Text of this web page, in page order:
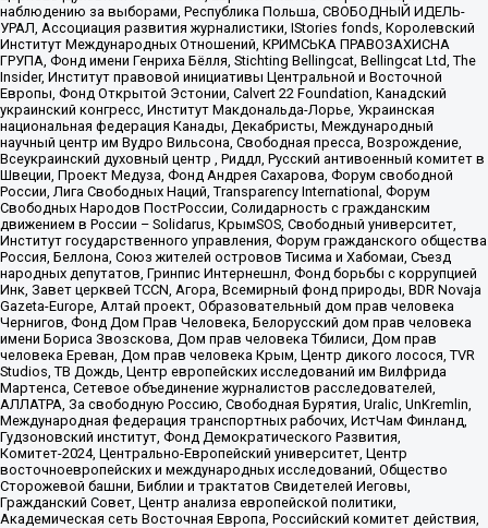
наблюдению за выборами, Республика Польша, СВОБОДНЫЙ ИДЕЛЬ-
УРАЛ, Ассоциация развития журналистики, IStories fonds, Королевский
Институт Международных Отношений, КРИМСЬКА ПРАВОЗАХИСНА
ГРУПА, Фонд имени Генриха Бёлля, Stichting Bellingcat, Bellingcat Ltd, The
Insider, Институт правовой инициативы Центральной и Восточной
Европы, Фонд Открытой Эстонии, Calvert 22 Foundation, Канадский
украинский конгресс, Институт Макдональда-Лорье, Украинская
национальная федерация Канады, Декабристы, Международный
научный центр им Вудро Вильсона, Свободная пресса, Возрождение,
Всеукраинский духовный центр , Риддл, Русский антивоенный комитет в
Швеции, Проект Медуза, Фонд Андрея Сахарова, Форум свободной
России, Лига Свободных Наций, Transparеncy International, Форум
Свободных Народов ПостРоссии, Солидарность с гражданским
движением в России – Solidarus, КрымSOS, Свободный университет,
Институт государственного управления, Форум гражданского общества
Россия, Беллона, Союз жителей островов Тисима и Хабомаи, Съезд
народных депутатов, Гринпис Интернешнл, Фонд борьбы с коррупцией
Инк, Завет церквей TCCN, Агора, Всемирный фонд природы, BDR Novaja
Gazeta-Europe, Алтай проект, Образовательный дом прав человека
Чернигов, Фонд Дом Прав Человека, Белорусский дом прав человека
имени Бориса Звозскова, Дом прав человека Тбилиси, Дом прав
человека Ереван, Дом прав человека Крым, Центр дикого лосося, TVR
Studios, ТВ Дождь, Центр европейских исследований им Вилфрида
Мартенса, Сетевое объединение журналистов расследователей,
АЛЛАТРА, За свободную Россию, Свободная Бурятия, Uralic, UnKremlin,
Международная федерация транспортных рабочих, ИстЧам Финланд,
Гудзоновский институт, Фонд Демократического Развития,
Комитет-2024, Центрально-Европейский университет, Центр
восточноевропейских и международных исследований, Общество
Сторожевой башни, Библии и трактатов Свидетелей Иеговы,
Гражданский Совет, Центр анализа европейской политики,
Академическая сеть Восточная Европа, Российский комитет действия,